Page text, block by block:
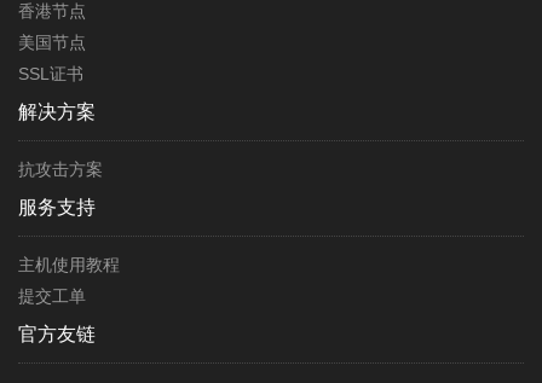
香港节点
美国节点
SSL证书
解决方案
抗攻击方案
服务支持
主机使用教程
提交工单
官方友链